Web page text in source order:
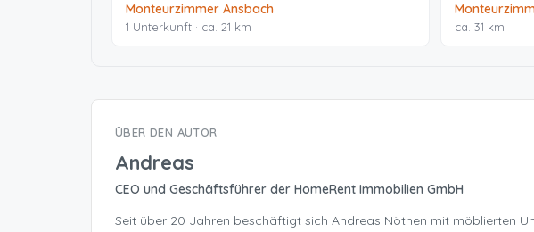
Monteurzimmer Ansbach
1 Unterkunft · ca. 21 km ca. 31 km
ÜBER DEN AUTOR
Andreas
CEO und Geschäftsführer der HomeRent Immobilien GmbH
Seit über 20 Jahren beschäftigt sich Andreas Nöthen mit möblierten